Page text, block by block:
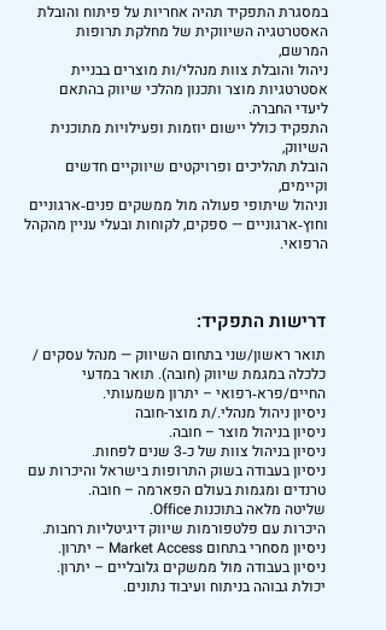
במסגרת התפקיד תהיה אחריות על פיתוח והובלת
האסטרטגיה השיווקית של מחלקת תרופות
המרשם,
ניהול והובלת צוות מנהלי/ות מוצרים בבניית
אסטרטגיות מוצר ותכנון מהלכי שיווק בהתאם
ליעדי החברה.
התפקיד כולל יישום יוזמות ופעילויות מתוכנית
השיווק,
הובלת תהליכים ופרויקטים שיווקיים חדשים
וקיימים,
וניהול שיתופי פעולה מול ממשקים פנים‑ארגוניים
וחוץ‑ארגוניים — ספקים, לקוחות ובעלי עניין מהקהל
הרפואי.
דרישות התפקיד:
תואר ראשון/שני בתחום השיווק — מנהל עסקים /
כלכלה במגמת שיווק (חובה). תואר במדעי
החיים/פרא‑רפואי – יתרון משמעותי.
ניסיון ניהול מנהלי./ת מוצר-חובה
ניסיון בניהול מוצר – חובה.
ניסיון בניהול צוות של כ‑3 שנים לפחות.
ניסיון בעבודה בשוק התרופות בישראל והיכרות עם
טרנדים ומגמות בעולם הפארמה – חובה.
שליטה מלאה בתוכנות Office.
היכרות עם פלטפורמות שיווק דיגיטליות רחבות.
ניסיון מסחרי בתחום Market Access – יתרון.
ניסיון בעבודה מול ממשקים גלובליים – יתרון.
יכולת גבוהה בניתוח ועיבוד נתונים.